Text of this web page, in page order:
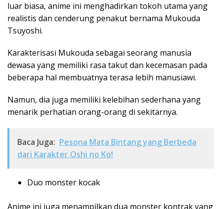
luar biasa, anime ini menghadirkan tokoh utama yang
realistis dan cenderung penakut bernama Mukouda
Tsuyoshi.
Karakterisasi Mukouda sebagai seorang manusia
dewasa yang memiliki rasa takut dan kecemasan pada
beberapa hal membuatnya terasa lebih manusiawi.
Namun, dia juga memiliki kelebihan sederhana yang
menarik perhatian orang-orang di sekitarnya.
Baca Juga: Pesona Mata Bintang yang Berbeda
dari Karakter Oshi no Ko!
Duo monster kocak
Anime ini juga menampilkan dua monster kontrak yang